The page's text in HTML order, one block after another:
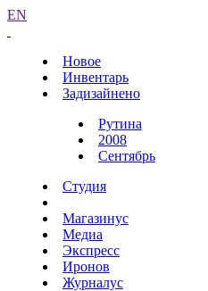
EN
Новое
Инвентарь
Задизайнено
Рутина
2008
Сентябрь
Студия
Магазинус
Медиа
Экспресс
Иронов
Журналус